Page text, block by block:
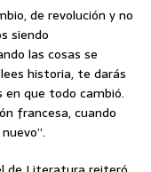
de revolución y no
siendo
las cosas se
historia, te darás
que todo cambió.
francesa, cuando